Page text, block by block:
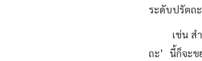
ระดับปรัตถ
เช่น
ถะ’ นี้ก็จะข